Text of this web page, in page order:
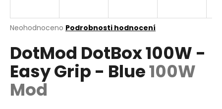
Průměrné
produktu
je
0,0
5
hvězdiček.
Neohodnoceno Podrobnosti hodnocení
DotMod DotBox 100W -
Easy Grip - Blue100W
Mod
j
t
?